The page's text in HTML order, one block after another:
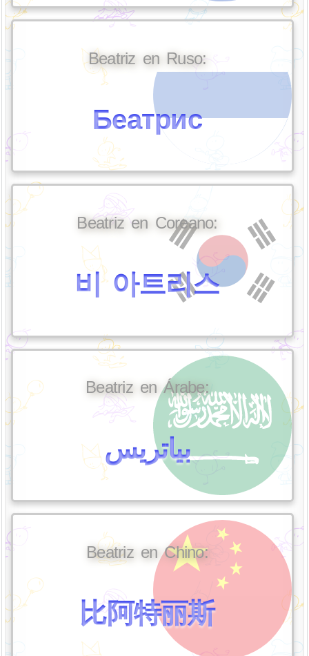
Beatriz en Ruso:
Беатрис
Beatriz en Coreano:
비 아트리스
Beatriz en Árabe:
بياتريس
Beatriz en Chino:
比阿特丽斯